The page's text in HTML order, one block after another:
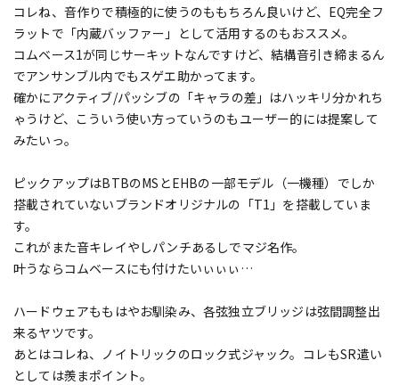
コレね、音作りで積極的に使うのももちろん良いけど、EQ完全フ
ラットで「内蔵バッファー」として活用するのもおススメ。
コムベース1が同じサーキットなんですけど、結構音引き締まるん
でアンサンブル内でもスゲエ助かってます。
確かにアクティブ/パッシブの「キャラの差」はハッキリ分かれち
ゃうけど、こういう使い方っていうのもユーザー的には提案して
みたいっ。
ピックアップはBTBのMSとEHBの一部モデル（一機種）でしか
搭載されていないブランドオリジナルの「T1」を搭載していま
す。
これがまた音キレイやしパンチあるしでマジ名作。
叶うならコムベースにも付けたいぃぃぃ…
ハードウェアももはやお馴染み、各弦独立ブリッジは弦間調整出
来るヤツです。
あとはコレね、ノイトリックのロック式ジャック。コレもSR遣い
としては羨まポイント。